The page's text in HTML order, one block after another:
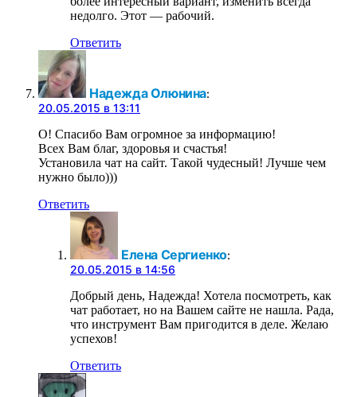
недолго. Этот — рабочий.
Ответить
Надежда Олюнина:
20.05.2015 в 13:11
О! Спасибо Вам огромное за информацию!
Всех Вам благ, здоровья и счастья!
Установила чат на сайт. Такой чудесный! Лучше чем
нужно было)))
Ответить
Елена Сергиенко:
20.05.2015 в 14:56
Добрый день, Надежда! Хотела посмотреть, как
чат работает, но на Вашем сайте не нашла. Рада,
что инструмент Вам пригодится в деле. Желаю
успехов!
Ответить